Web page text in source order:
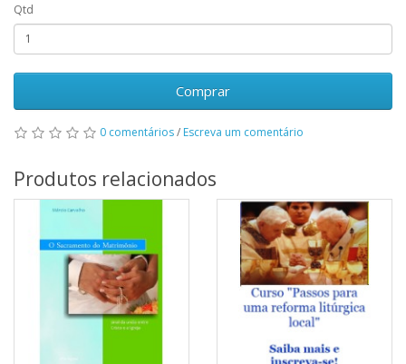
Qtd
Comprar
0 comentários/ Escreva um comentário
Produtos relacionados